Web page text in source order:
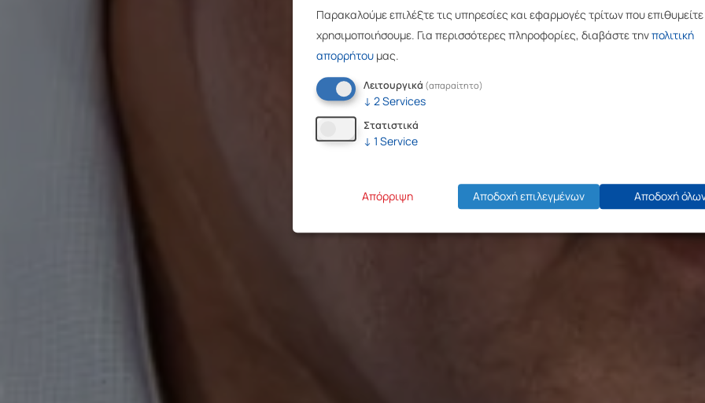
Παρακαλούμε επιλέξτε τις υπηρεσίες και εφαρμογές τρίτων που
χρησιμοποιήσουμε. Για περισσότερες πληροφορίες, διαβάστε τηνπολιτική
απορρήτου μας.
Λειτουργικά (απαραίτητο)
↓ 2Services
Στατιστικά
↓ 1 Service
Απόρριψη Αποδοχή επιλεγμένων Αποδοχή